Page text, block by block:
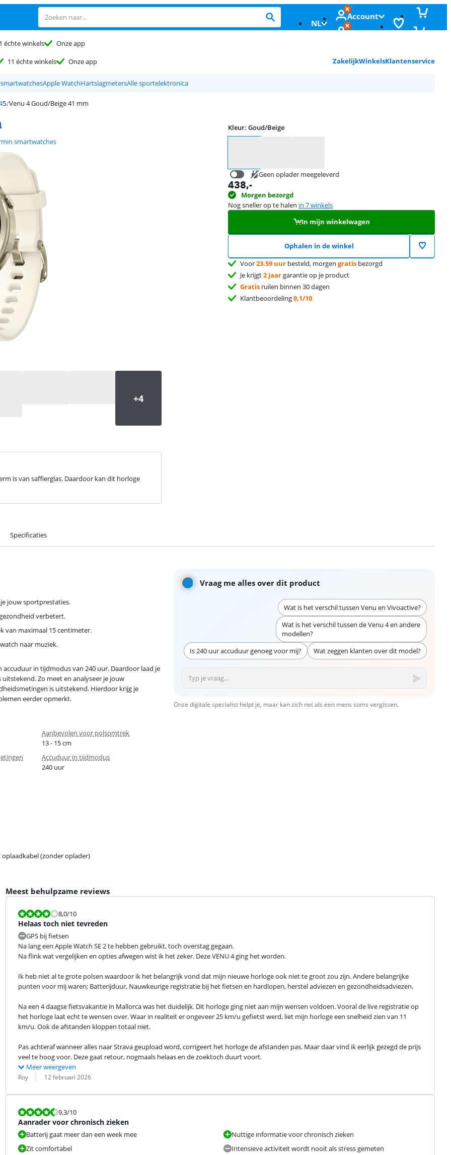
NL
Account
échte winkels
Onze app
11 échte winkels Onze app ZakelijkWinkelsKlantenservice
Apple WatchHartslagmetersAlle sportelektronica
Venu 4 Goud/Beige 41 mm
smartwatches
is van saffierglas. Daardoor kan dit horloge
Kleur:Goud/Beige
Geen oplader meegeleverd
438,-
Morgen bezorgd
Nog sneller op te halen in 7 winkels
In mijn winkelwagen
Ophalen in de winkel
Voor23.59 uur besteld, morgengratis bezorgd
Je krijgt2 jaargarantie op je product
Gratis ruilen binnen 30 dagen
Klantbeoordeling9,1/10
Specificaties
Vraag me alles over dit product
Wat is het verschil tussen Venu en Vivoactive?
Wat is het verschil tussen de Venu 4 en andere
modellen?
Is 240 uur accuduur genoeg voor mij?
Wat zeggen klanten over dit model?
Onze digitale specialist helpt je, maar kan zich net als een mens soms vergissen.
jouw sportprestaties.
verbetert.
van maximaal 15 centimeter.
naar muziek.
accuduur in tijdmodus van 240 uur. Daardoor laad je
Zo meet en analyseer je jouw
is uitstekend. Hierdoor krijg je
eerder opmerkt.
Aanbevolen voor polsomtrek
13 - 15 cm
Accuduur in tijdmodus
240 uur
oplaadkabel (zonder oplader)
Meest behulpzame reviews
Beoordeling is 8,0 van de 10.
8,0/10
Helaas toch niet tevreden
GPS bij fietsen
Na lang een Apple Watch SE 2 te hebben gebruikt, toch overstag gegaan.
Na flink wat vergelijken en opties afwegen wist ik het zeker. Deze VENU 4 ging het worden.
Ik heb niet al te grote polsen waardoor ik het belangrijk vond dat mijn nieuwe horloge ook niet te groot zou zijn. Andere belangrijke
punten voor mij waren; Batterijduur, Nauwkeurige registratie bij het fietsen en hardlopen, herstel adviezen en gezondheidsadviezen.
Na een 4 daagse fietsvakantie in Mallorca was het duidelijk. Dit horloge ging niet aan mijn wensen voldoen. Vooral de live registratie op
het horloge laat echt te wensen over. Waar in realiteit er ongeveer 25 km/u gefietst werd, liet mijn horloge een snelheid zien van 11
km/u. Ook de afstanden kloppen totaal niet.
Pas achteraf wanneer alles naar Strava geupload word, corrigeert het horloge de afstanden pas. Maar daar vind ik eerlijk gezegd de prijs
veel te hoog voor. Deze gaat retour, nogmaals helaas en de zoektoch duurt voort.
Meer weergeven
Beoordeling door:
Roy
Datum: 12 februari 2026
Beoordeling is 9,3 van de 10.
9,3/10
Aanrader voor chronisch zieken
Batterij gaat meer dan een week mee
Zit comfortabel
Nuttige informatie voor chronisch zieken
Intensieve activiteit wordt nooit als stress gemeten